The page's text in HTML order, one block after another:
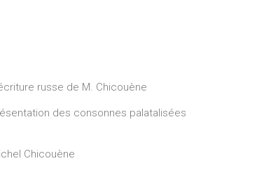
russe de M. Chicouène
des consonnes palatalisées
Chicouène